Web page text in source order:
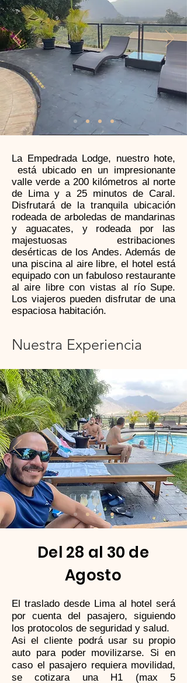
La Empedrada Lodge, nuestro hote,
está ubicado en un impresionante
valle verde a 200 kilómetros al norte
de Lima y a 25 minutos de Caral.
Disfrutará de la tranquila ubicación
rodeada de arboledas de mandarinas
y aguacates, y rodeada por las
majestuosas estribaciones
desérticas de los Andes. Además de
una piscina al aire libre, el hotel está
equipado con un fabuloso restaurante
al aire libre con vistas al río Supe.
Los viajeros pueden disfrutar de una
espaciosa habitación.
Nuestra Experiencia
Del 28 al 30 de
Agosto
El traslado desde Lima al hotel será
por cuenta del pasajero, siguiendo
los protocolos de seguridad y salud.
Asi el cliente podrá usar su propio
auto para poder movilizarse. Si en
caso el pasajero requiera movilidad,
se cotizara una H1 (max 5